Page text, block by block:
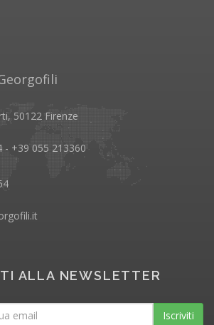
50122 Firenze
- +39 055 213360
ALLA NEWSLETTER
Iscriviti